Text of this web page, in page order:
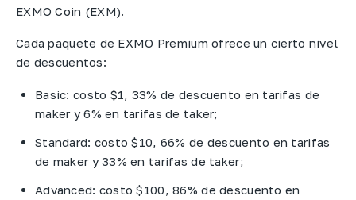
EXMO Coin (EXM).
Cada paquete de EXMO Premium ofrece un cierto nivel
de descuentos:
Basic: costo $1, 33% de descuento en tarifas de
maker y 6% en tarifas de taker;
Standard: costo $10, 66% de descuento en tarifas
de maker y 33% en tarifas de taker;
Advanced: costo $100, 86% de descuento en